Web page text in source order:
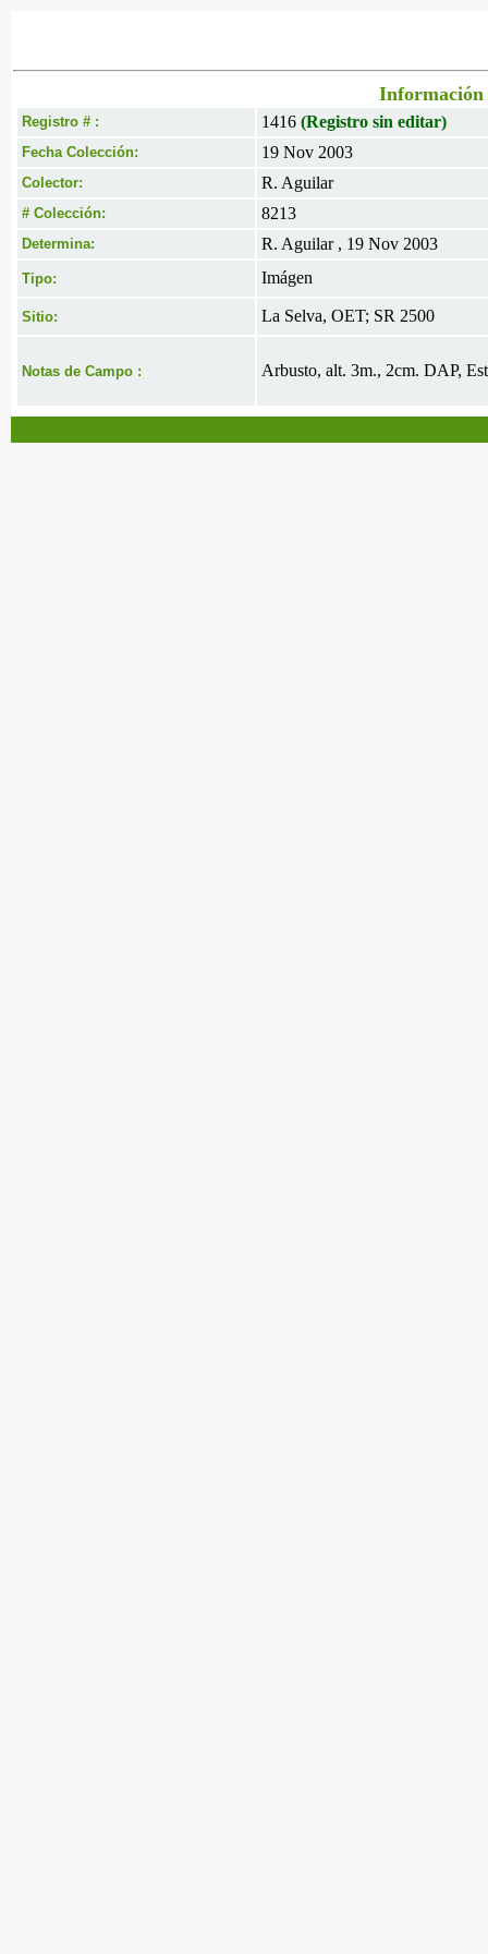
Información
Registro # : 1416 (Registro sin editar)
Fecha Colección: 19 Nov 2003
Colector: R. Aguilar
# Colección: 8213
Determina: R. Aguilar , 19 Nov 2003
Tipo: Imágen
Sitio: La Selva, OET; SR 2500
Notas de Campo : Arbusto, alt. 3m., 2cm. DAP,